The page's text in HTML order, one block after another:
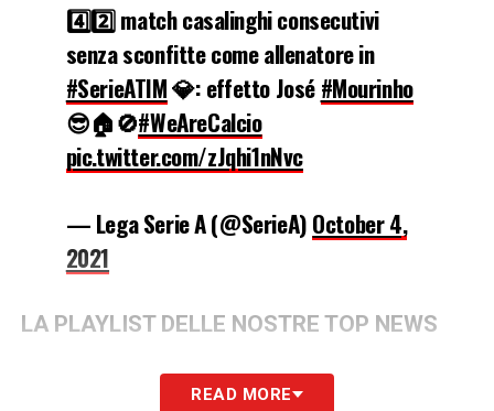
4️⃣2️⃣ match casalinghi consecutivi
senza sconfitte come allenatore in
#SerieATIM💎: effetto José#Mourinho
😎🏠🚫#WeAreCalcio
pic.twitter.com/zJqhi1nNvc
— Lega Serie A (@SerieA)October 4,
2021
LA PLAYLIST DELLE NOSTRE TOP NEWS
READ MORE